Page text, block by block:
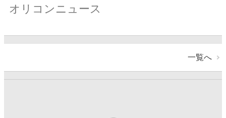
オリコンニュース
一覧へ